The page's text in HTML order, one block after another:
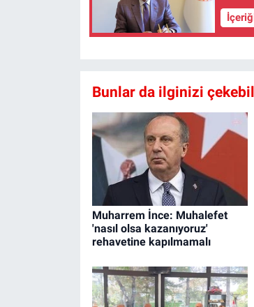
Bunlar da ilginizi
Muharrem İnce: Muhalefet
'nasıl olsa kazanıyoruz'
rehavetine kapılmamalı